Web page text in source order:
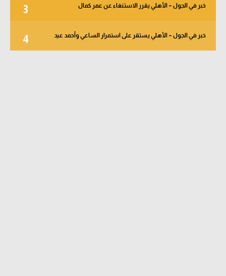
3 خبر في الجول – الأهلي يقرر الاستنغاء عن عمر كمال
4 خبر في الجول – الأهلي يستقر على استمرار الساعي وأحمد عيد